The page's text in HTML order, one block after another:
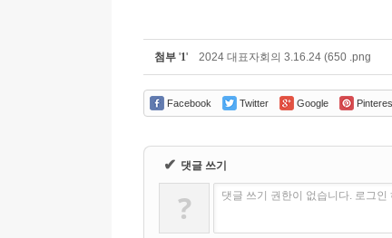
첨부 '1' 2024 대표자회의 3.16.24 (650 .png
Facebook Twitter Google
✔ 댓글 쓰기
? 댓글 쓰기 권한이 없습니다. 로그인